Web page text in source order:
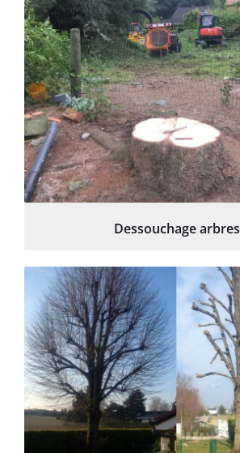
Dessouchage arbres